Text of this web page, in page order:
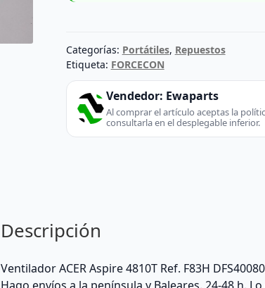
Categorías: Portátiles, Repuestos
Etiqueta: FORCECON
Vendedor: Ewaparts
Al comprar el artículo aceptas la
consultarla en el desplegable inferior.
Descripción
Ventilador ACER Aspire 4810T Ref. F83H